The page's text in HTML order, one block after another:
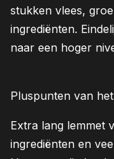
stukken vlees,
ingrediënten.
naar een hoger
Pluspunten van
Extra lang lemmet
ingrediënten en